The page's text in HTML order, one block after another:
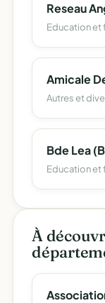
Education et
Autres et
Education et
À